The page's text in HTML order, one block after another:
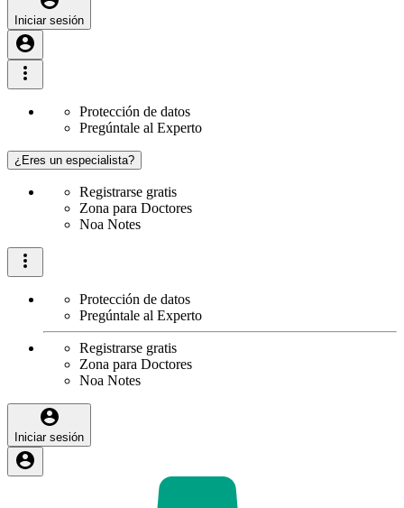
Iniciar sesión
Protección de datos
Pregúntale al Experto
¿Eres un especialista?
Registrarse gratis
Zona para Doctores
Noa Notes
Protección de datos
Pregúntale al Experto
Registrarse gratis
Zona para Doctores
Noa Notes
Iniciar sesión